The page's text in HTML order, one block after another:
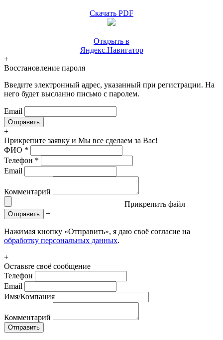
Скачать PDF
Открыть в
Яндекс.Навигатор
+
Восстановление пароля
Введите электронный адрес, указанный при регистрации. На
него будет высланно письмо с паролем.
Email
+
Прикрепите заявку и Мы все сделаем за Вас!
ФИО *
Телефон *
Email
Комментарий
Прикрепить файл
Отправить +
Нажимая кнопку «Отправить», я даю своё согласие на
обработку персональных данных.
+
Оставьте своё сообщение
Телефон
Email
Имя/Компания
Комментарий
Отправить